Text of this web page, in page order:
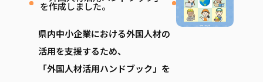
を作成しました。
県内中小企業における外国人材の
活用を支援するため、
「外国人材活用ハンドブック」を